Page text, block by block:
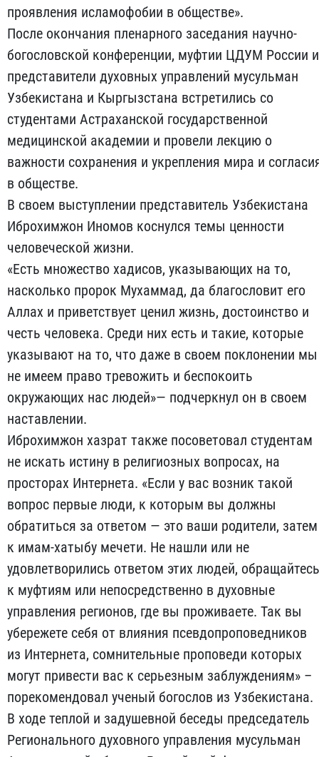
проявления исламофобии в обществе».
После окончания пленарного заседания научно-
богословской конференции, муфтии ЦДУМ России и
представители духовных управлений мусульман
Узбекистана и Кыргызстана встретились со
студентами Астраханской государственной
медицинской академии и провели лекцию о
важности сохранения и укрепления мира и
в обществе.
В своем выступлении представитель Узбекистана
Иброхимжон Иномов коснулся темы ценности
человеческой жизни.
«Есть множество хадисов, указывающих на то,
насколько пророк Мухаммад, да благословит его
Аллах и приветствует ценил жизнь, достоинство и
честь человека. Среди них есть и такие, которые
указывают на то, что даже в своем поклонении мы
не имеем право тревожить и беспокоить
окружающих нас людей»— подчеркнул он в своем
наставлении.
Иброхимжон хазрат также посоветовал студентам
не искать истину в религиозных вопросах, на
просторах Интернета. «Если у вас возник такой
вопрос первые люди, к которым вы должны
обратиться за ответом — это ваши родители, затем
к имам-хатыбу мечети. Не нашли или не
удовлетворились ответом этих людей, обращайтесь
к муфтиям или непосредственно в духовные
управления регионов, где вы проживаете. Так вы
убережете себя от влияния псевдопроповедников
из Интернета, сомнительные проповеди которых
могут привести вас к серьезным заблуждениям» –
порекомендовал ученый богослов из Узбекистана.
В ходе теплой и задушевной беседы председатель
Регионального духовного управления мусульман